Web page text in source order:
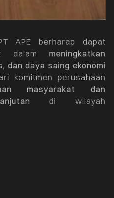
APE berharap dapat
dalam meningkatkan
dan daya saing ekonomi
komitmen perusahaan
masyarakat dan
di wilayah